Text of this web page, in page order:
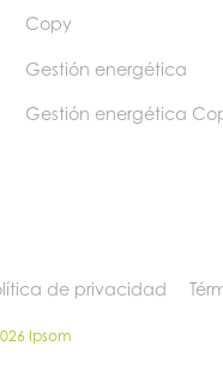
de privacidad
Ipsom
Copy
Gestión energética
Gestión energética